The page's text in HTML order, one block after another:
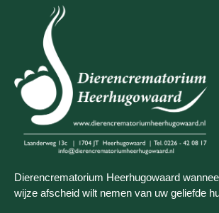
Dierencrematorium Heerhugowaard
wijze afscheid wilt nemen van uw geliefde